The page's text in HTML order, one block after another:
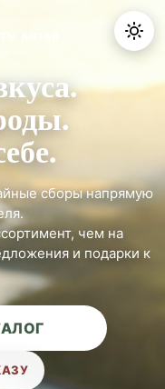
сборы напрямую
чем на
и подарки к